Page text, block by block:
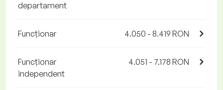
departament
Funcționar 4.050 - 8.419 RON
Funcționar
independent
4.051 - 7.178 RON